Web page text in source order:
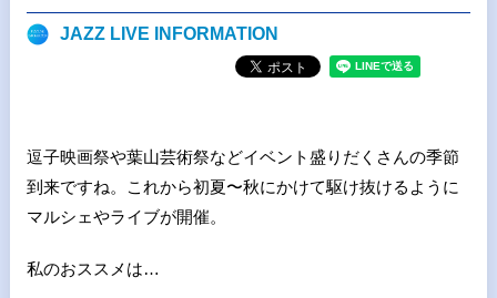
JAZZ LIVE INFORMATION
逗子映画祭や葉山芸術祭などイベント盛りだくさんの季節
到来ですね。これから初夏〜秋にかけて駆け抜けるように
マルシェやライブが開催。
私のおススメは…